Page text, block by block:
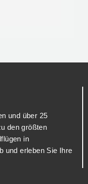
und über 25
den größten
in
und erleben Sie Ihre